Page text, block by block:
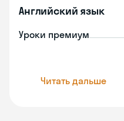
Английский язык
Уроки премиум
Читать дальше